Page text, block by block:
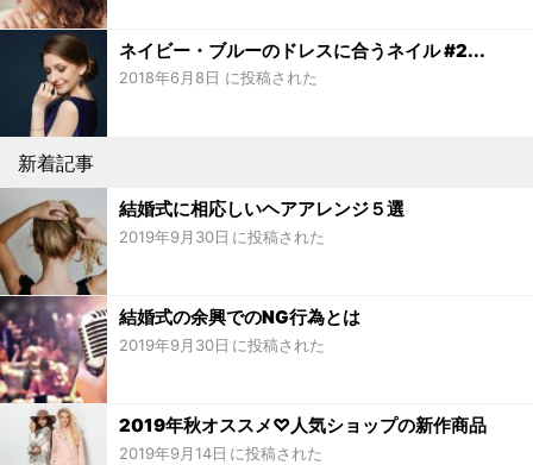
ネイビー・ブルーのドレスに合うネイル #2...
2018年6月8日 に投稿された
新着記事
結婚式に相応しいヘアアレンジ５選
2019年9月30日
結婚式の余興でのNG行為とは
2019年9月30日
2019年秋オススメ♡人気ショップの新作商品
2019年9月14日